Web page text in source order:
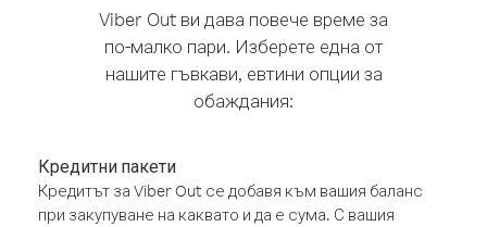
Viber Out ви дава повече време за
по-малко пари. Изберете една от
нашите гъвкави, евтини опции за
обаждания:
Кредитни пакети
Кредитът за Viber Out се добавя към вашия баланс
при закупуване на каквато и да е сума. С вашия